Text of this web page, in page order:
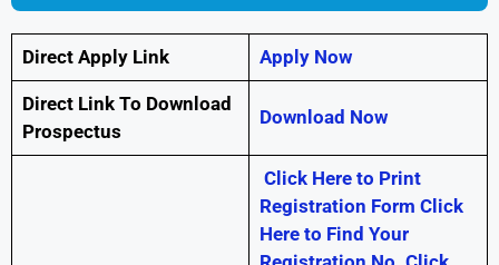
Direct Apply Link Apply Now
Direct Link To Download
Prospectus
Download Now
Click Here to Print
Registration Form Click
Here to Find Your